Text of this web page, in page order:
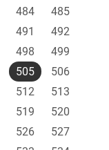
484
485
491
492
498
499
505
506
512
513
519
520
526
527